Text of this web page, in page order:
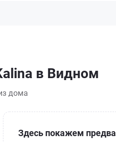
в Видном
дома
Здесь покажем